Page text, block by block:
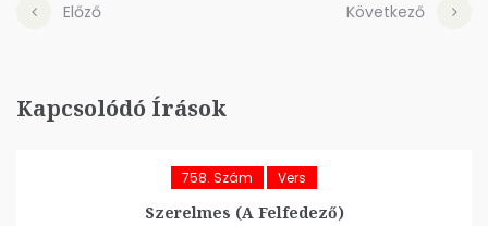
Előző Következő
Kapcsolódó Írások
758. Szám Vers
Szerelmes (A Felfedező)